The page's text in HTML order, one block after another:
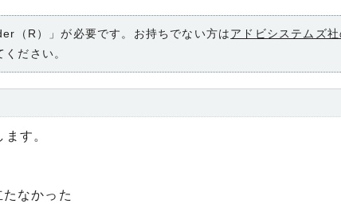
（R）」が必要です。お持ちでない方はアドビシステムズ社
ださい。
す。
たなかった